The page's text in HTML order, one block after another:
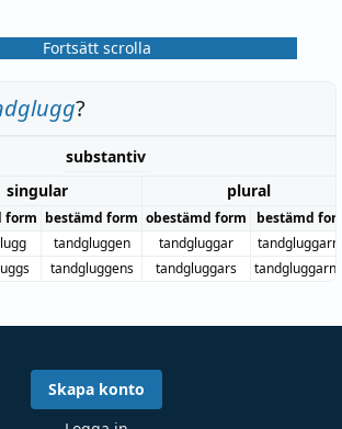
Fortsätt scrolla
?
substantiv
singular
plural
form bestämd form obestämd form
bestämd
tandgluggen tandgluggar
tandgluggens tandgluggars
Skapa konto